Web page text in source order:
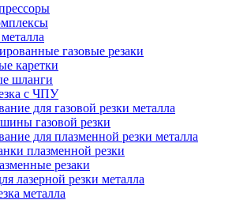
газовые резаки
каретки
шланги
с ЧПУ
для газовой резки металла
газовой резки
для плазменной резки металла
плазменной резки
резаки
лазерной резки металла
металла